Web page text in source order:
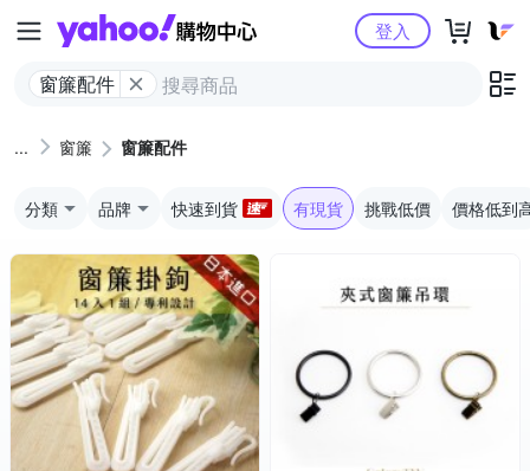
Yahoo購物中心
窗簾配件
登入
窗簾 窗簾配件
分類 品牌 快速到貨 有現貨 挑戰低價 價格低到